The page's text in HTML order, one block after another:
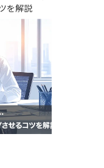
を解説